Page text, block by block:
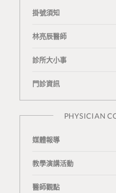
e
b
k
n
掛號須知
林亮辰醫師
診所大小事
門診資訊
PHYSICIAN
媒體報導
教學演講活動
醫師觀點